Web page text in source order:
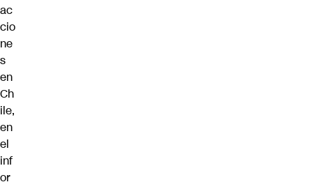
ac
cio
ne
s
en
Ch
ile,
en
el
inf
or